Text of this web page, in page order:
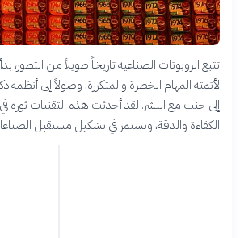
تتبع الروبوتات الصناعية تاريخاً طويلاً من
لأتمتة المهام الخطرة والمتكررة، وصولاً إلى أنظمة
إلى جنب مع البشر. لقد أحدثت هذه التقنيات ثورة
الكفاءة والدقة، وتستمر في تشكيل مستقبل